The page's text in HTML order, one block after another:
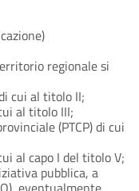
regionale si
cui al titolo II;
al titolo III;
(PTCP) di cui
al capo I del titolo V;
pubblica, a